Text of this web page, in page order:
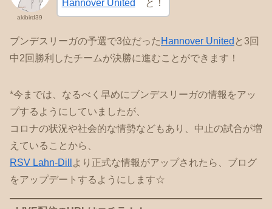
akibird39
Hannover United と！
ブンデスリーガの予選で3位だった Hannover United と3回
中2回勝利したチームが決勝に進むことができます！
*今までは、なるべく早めにブンデスリーガの情報をアッ
プするようにしていましたが、
コロナの状況や社会的な情勢などもあり、中止の試合が増
えていることから、
RSV Lahn-Dill
より正式な情報がアップされたら、ブログ
をアップデートするようにします☆